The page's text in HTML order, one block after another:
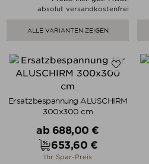
absolut versandkostenfrei
ALLE VARIANTEN ZEIGEN
Ersatzbespannung ALUSCHIRM
300x300 cm
Verkaufspreis
ab 688,00 €
Preis
653,60 €
Ihr Spar-Preis